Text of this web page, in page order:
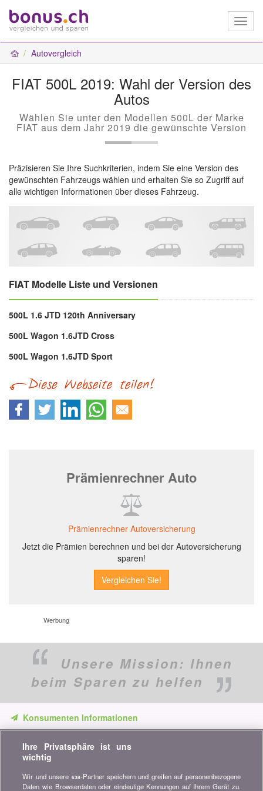
Autovergleich
FIAT 500L 2019: Wahl der Version des
Autos
Wählen Sie unter den Modellen 500L der Marke
FIAT aus dem Jahr 2019 die gewünschte Version
Präzisieren Sie Ihre Suchkriterien, indem Sie eine Version des
gewünschten Fahrzeugs wählen und erhalten Sie so Zugriff auf
alle wichtigen Informationen über dieses Fahrzeug.
FIAT Modelle Liste und Versionen
500L 1.6 JTD 120th Anniversary
500L Wagon 1.6JTD Cross
500L Wagon 1.6JTD Sport
Prämienrechner Auto
Prämienrechner Autoversicherung
Jetzt die Prämien berechnen und bei der Autoversicherung
sparen!
Werbung
Unsere Mission: Ihnen
beim Sparen zu helfen
Konsumenten Informationen
unsere Vergleiche, Ratschläge und Tipps in den Bereichen
Versicherung, Finanzen, Konsumgüter und vieles mehr...
Newsletter bestellen
Ihre Privatsphäre ist uns
wichtig
Wir und unsere 638-Partner speichern und greifen auf personenbezogene
Daten wie Browserdaten oder eindeutige Kennungen auf Ihrem Gerät zu.